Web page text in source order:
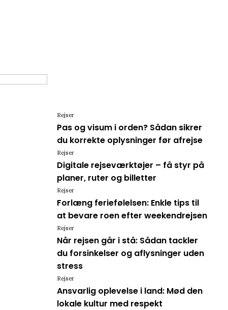
Pas og visum i orden? Sådan sikrer
du korrekte oplysninger før afrejse
Rejser
Digitale rejseværktøjer – få styr på
planer, ruter og billetter
Rejser
Forlæng feriefølelsen: Enkle tips til
at bevare roen efter weekendrejsen
Rejser
Når rejsen går i stå: Sådan tackler
du forsinkelser og aflysninger uden
stress
Rejser
Ansvarlig oplevelse i land: Mød den
lokale kultur med respekt
Rejser